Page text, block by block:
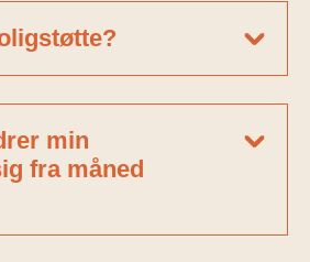
min
fra måned